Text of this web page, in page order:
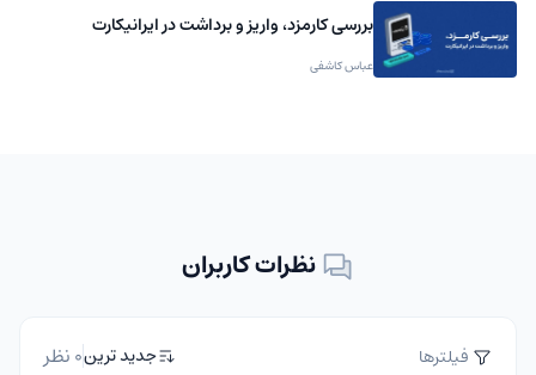
بررسی کارمزد، واریز و برداشت در ایرانیکارت
عباس کاشفی
نظرات کاربران
فیلترها جدید ترین0 نظر